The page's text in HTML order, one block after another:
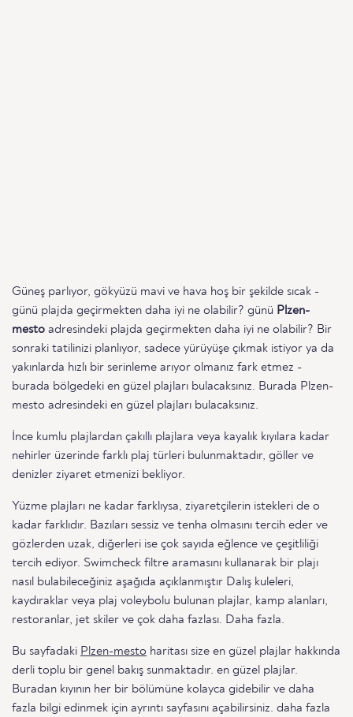
Güneş parlıyor, gökyüzü mavi ve hava hoş bir şekilde sıcak -
günü plajda geçirmekten daha iyi ne olabilir? günü Plzen-
mesto adresindeki plajda geçirmekten daha iyi ne olabilir? Bir
sonraki tatilinizi planlıyor, sadece yürüyüşe çıkmak istiyor ya da
yakınlarda hızlı bir serinleme arıyor olmanız fark etmez -
burada bölgedeki en güzel plajları bulacaksınız. Burada Plzen-
mesto adresindeki en güzel plajları bulacaksınız.
İnce kumlu plajlardan çakıllı plajlara veya kayalık kıyılara kadar
nehirler üzerinde farklı plaj türleri bulunmaktadır, göller ve
denizler ziyaret etmenizi bekliyor.
Yüzme plajları ne kadar farklıysa, ziyaretçilerin istekleri de o
kadar farklıdır. Bazıları sessiz ve tenha olmasını tercih eder ve
gözlerden uzak, diğerleri ise çok sayıda eğlence ve çeşitliliği
tercih ediyor. Swimcheck filtre aramasını kullanarak bir plajı
nasıl bulabileceğiniz aşağıda açıklanmıştır Dalış kuleleri,
kaydıraklar veya plaj voleybolu bulunan plajlar, kamp alanları,
restoranlar, jet skiler ve çok daha fazlası. Daha fazla.
Bu sayfadaki Plzen-mesto haritası size en güzel plajlar hakkında
derli toplu bir genel bakış sunmaktadır. en güzel plajlar.
Buradan kıyının her bir bölümüne kolayca gidebilir ve daha
fazla bilgi edinmek için ayrıntı sayfasını açabilirsiniz. daha fazla